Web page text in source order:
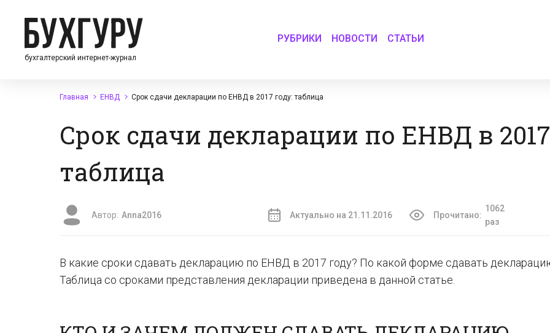
бухгалтерский интернет-журнал
РУБРИКИ НОВОСТИ СТАТЬИ
Главная ЕНВД Срок сдачи декларации по ЕНВД в 2017 году: таблица
Срок сдачи декларации по ЕНВД в
таблица
Автор: Anna2016 Актуально на 21.11.2016 Прочитано:
1062
раз
В какие сроки сдавать декларацию по ЕНВД в 2017 году? По какой форме сдавать
Таблица со сроками представления декларации приведена в данной статье.